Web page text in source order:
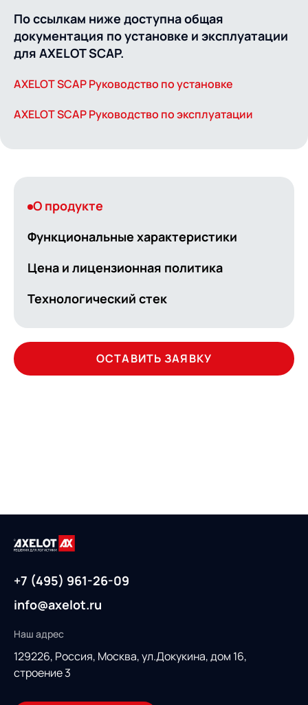
По ссылкам ниже доступна общая
документация по установке и эксплуатации
для AXELOT SCAP.
AXELOT SCAP Руководство по установке
AXELOT SCAP Руководство по эксплуатации
О продукте
Функциональные характеристики
Цена и лицензионная политика
Технологический стек
ОСТАВИТЬ ЗАЯВКУ
+7 (495) 961-26-09
info@axelot.ru
Наш адрес
129226, Россия, Москва, ул.Докукина, дом 16,
строение 3